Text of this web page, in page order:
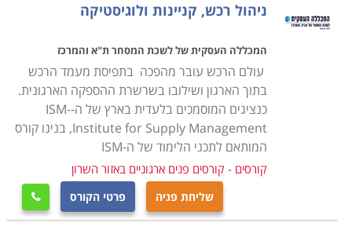
השרשרת מתחילה בפרסום מכרזים וקבלת הצעות המחיר
המבוקשות בהם, ניהול המשא ומתן עם הספקים האפשריים,
בחירה מבין האפשרויות שהושגו, סגירת חוזים תואמים אשר
יגדירו את תנאי הרכש כגון כמויות וזמני אספקה, הוצאת
הזמנות רכש בפועל מאותו ספק ועל בסיס ההבנות שהושגו,
וכמובן התשלום. המשימות הבאות בסדר הפעילות הן טיפול
באחסנת חומרי הגלם והמלאים, הליכים המשוייכים כבר
לתחום הלוגיסטיקה. אם היתה כוונתכם להתמחות במיוחד
בתחום זה, המקום המדוייק עבורם איננו בין העמודים הבאים
ניהול רכש, קניינות ולוגיסטיקה
המכללה העסקית של לשכת המסחר ת"א והמרכז
עולם הרכש עובר מהפכה בתפיסת מעמד הרכש
בתוך הארגון ושילובו בשרשרת ההספקה הארגונית.
כנציגים המוסמכים בלעדית בארץ של ה-ISM-
Institute for Supply Management, בנינו קורס
המותאם לתכני הלימוד של ה-ISM
קורסים - קורסים פנים ארגוניים באזור השרון
שליחת פניה פרטי הקורס 